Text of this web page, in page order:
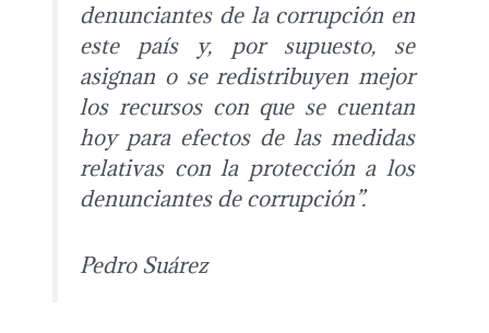
denunciantes de la corrupción en
este país y, por supuesto, se
asignan o se redistribuyen mejor
los recursos con que se cuentan
hoy para efectos de las medidas
relativas con la protección a los
denunciantes de corrupción”.
Pedro Suárez